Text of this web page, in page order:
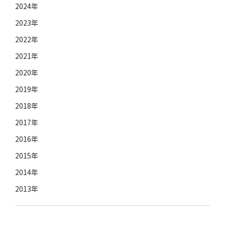
2024年
2023年
2022年
2021年
2020年
2019年
2018年
2017年
2016年
2015年
2014年
2013年